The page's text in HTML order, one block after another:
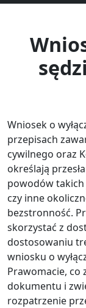
Wniosek o
przepisach
cywilnego oraz
określają
powodów
czy inne
bezstronność.
skorzystać z
dostosowaniu
wniosku o
Prawomacie, co
dokumentu i
rozpatrzenie